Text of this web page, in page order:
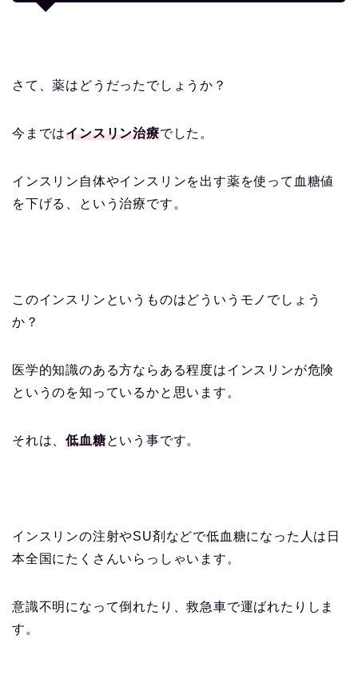
さて、薬はどうだったでしょうか？
今まではインスリン治療でした。
インスリン自体やインスリンを出す薬を使って血糖値
を下げる、という治療です。
このインスリンというものはどういうモノでしょう
か？
医学的知識のある方ならある程度はインスリンが危険
というのを知っているかと思います。
それは、低血糖という事です。
インスリンの注射やSU剤などで低血糖になった人は日
本全国にたくさんいらっしゃいます。
意識不明になって倒れたり、救急車で運ばれたりしま
す。